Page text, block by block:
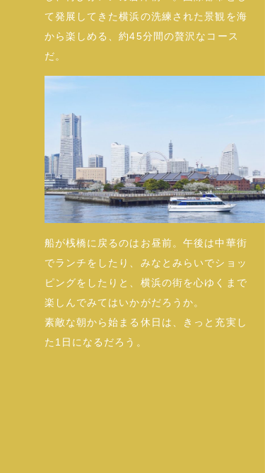
て発展してきた横浜の洗練された景観を海
から楽しめる、約45分間の贅沢なコース
だ。
船が桟橋に戻るのはお昼前。午後は中華街
でランチをしたり、みなとみらいでショッ
ピングをしたりと、横浜の街を心ゆくまで
楽しんでみてはいかがだろうか。
素敵な朝から始まる休日は、きっと充実し
た1日になるだろう。